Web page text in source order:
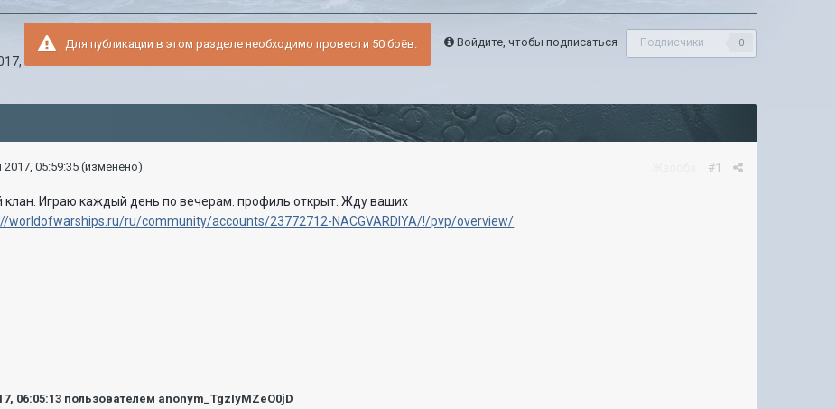
Войдите, чтобы подписаться Подписчики 0
Для публикации в этом разделе необходимо провести 50 боёв.
#1
2017, 05:59:35 (изменено)
клан. Играю каждый день по вечерам. профиль открыт. Жду ваших
worldofwarships.ru/ru/community/accounts/23772712-NACGVARDIYA/!/pvp/overview/
06:05:13 пользователем anonym_TgzIyMZeO0jD